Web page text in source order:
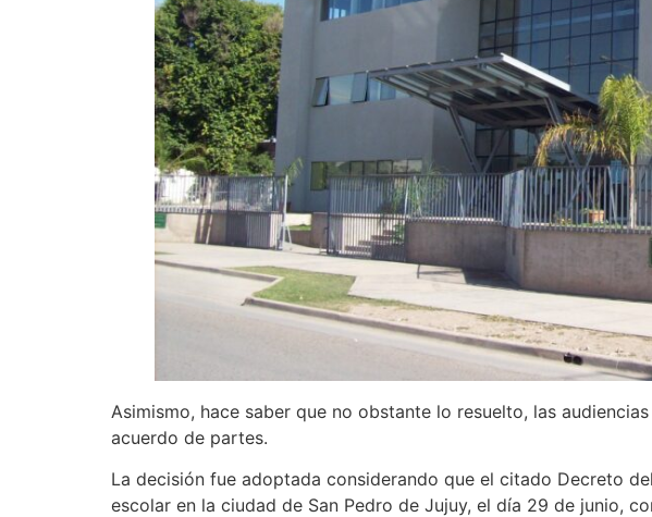
Asimismo, hace saber que no obstante lo resuelto, las
acuerdo de partes.
La decisión fue adoptada considerando que el citado Decreto
escolar en la ciudad de San Pedro de Jujuy, el día 29 de junio,